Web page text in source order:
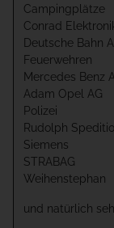
Campingplätze
Conrad
Deutsche Bahn
Feuerwehren
Mercedes Benz
Adam Opel AG
Polizei
Rudolph
Siemens
STRABAG
Weihenstephan
und natürlich